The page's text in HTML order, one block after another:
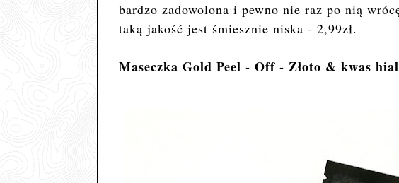
bardzo zadowolona i pewno nie raz po nią
taką jakość jest śmiesznie niska - 2,99zł.
Maseczka Gold Peel - Off - Złoto & kwas